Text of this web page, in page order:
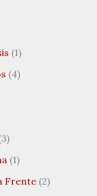
(1)
(4)
(1)
Frente(2)